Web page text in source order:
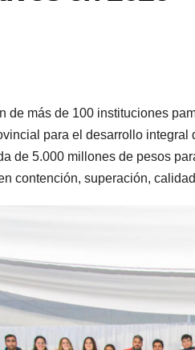
de más de 100 instituciones
para el desarrollo
de 5.000 millones de pesos
contención, superación,